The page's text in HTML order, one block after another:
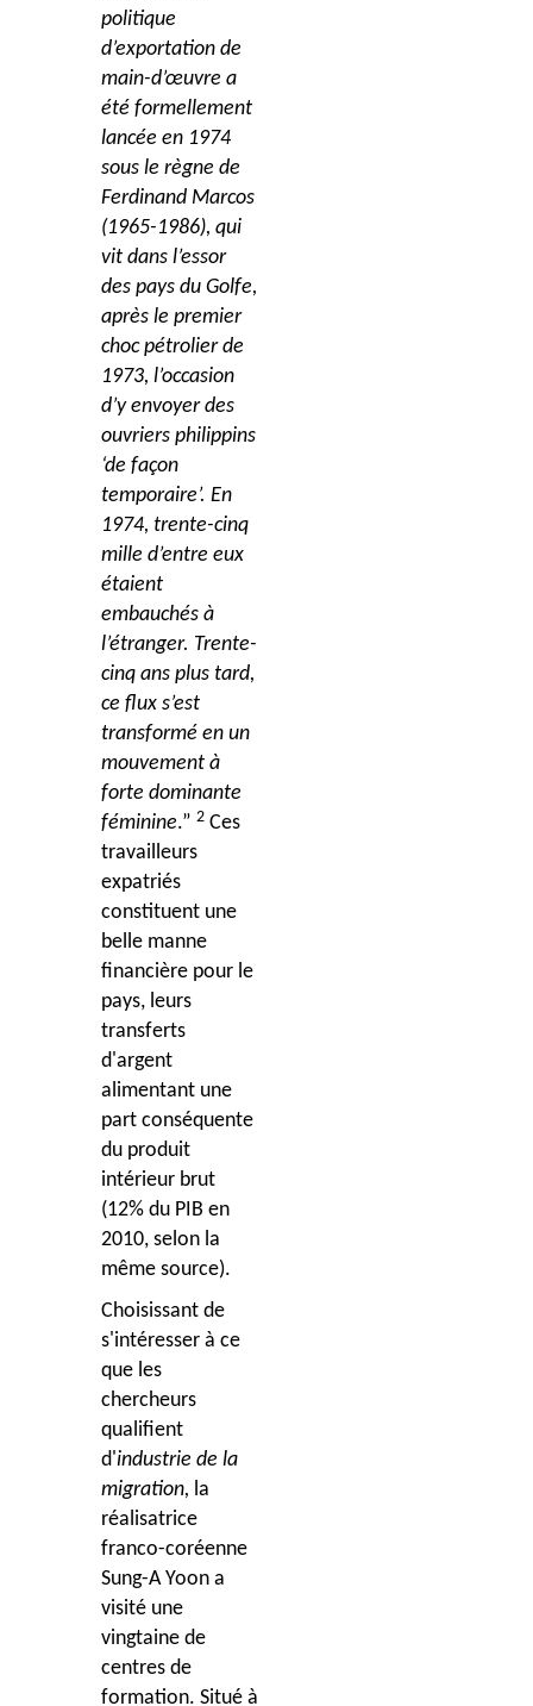
politique
d’exportation de
main-d’œuvre a
été formellement
lancée en 1974
sous le règne de
Ferdinand Marcos
(1965-1986), qui
vit dans l’essor
des pays du Golfe,
après le premier
choc pétrolier de
1973, l’occasion
d’y envoyer des
ouvriers philippins
‘de façon
temporaire’. En
1974, trente-cinq
mille d’entre eux
étaient
embauchés à
l’étranger. Trente-
cinq ans plus tard,
ce flux s’est
transformé en un
mouvement à
forte dominante
féminine.” 2 Ces
travailleurs
expatriés
constituent une
belle manne
financière pour le
pays, leurs
transferts
d'argent
alimentant une
part conséquente
du produit
intérieur brut
(12% du PIB en
2010, selon la
même source).
Choisissant de
s'intéresser à ce
que les
chercheurs
qualifient
d'industrie de la
migration, la
réalisatrice
franco-coréenne
Sung-A Yoon a
visité une
vingtaine de
centres de
formation. Situé à